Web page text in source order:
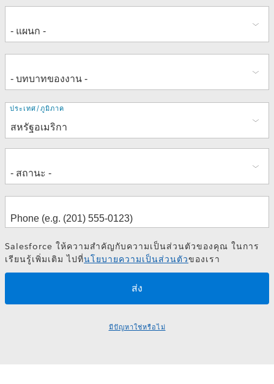
ที่
อยู่
ประเทศ/ภูมิภาค
Salesforce ให้ความสำคัญกับความเป็นส่วนตัวของคุณ ในการ
เรียนรู้เพิ่มเติม ไปที่นโยบายความเป็นส่วนตัวของเรา
มีปัญหาใช่หรือไม่